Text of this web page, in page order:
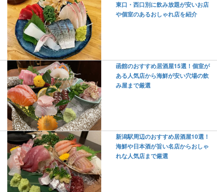
東口・西口別に飲み放題が安いお店
や個室のあるおしゃれ店を紹介
函館のおすすめ居酒屋15選！個室が
ある人気店から海鮮が安い穴場の飲
み屋まで厳選
新潟駅周辺のおすすめ居酒屋10選！
海鮮や日本酒が旨い名店からおしゃ
れな人気店まで厳選